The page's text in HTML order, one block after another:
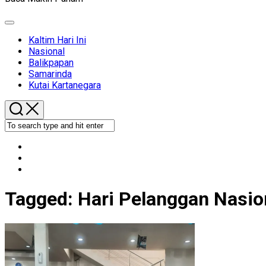
Expand
Kaltim Hari Ini
Nasional
Balikpapan
Samarinda
Kutai Kartanegara
Tagged: Hari Pelanggan